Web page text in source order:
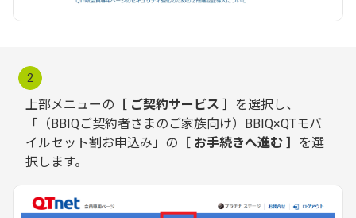
2
上部メニューの ［ ご契約サービス ］
を選択し、
「（BBIQご契約者さまのご家族向け）BBIQ×QTモバ
イルセット割お申込み」の ［ お手続きへ進む ］
を選
択します。